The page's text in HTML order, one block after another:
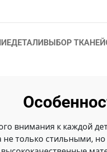
ДЕТАЛИВЫБОР ТКАНЕЙ
внимания к каждой
только стильными,